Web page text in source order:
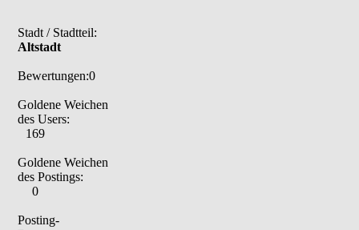
Stadt / Stadtteil:
Altstadt
Bewertungen:0
Goldene Weichen
des Users:
169
Goldene Weichen
des Postings:
0
Posting-